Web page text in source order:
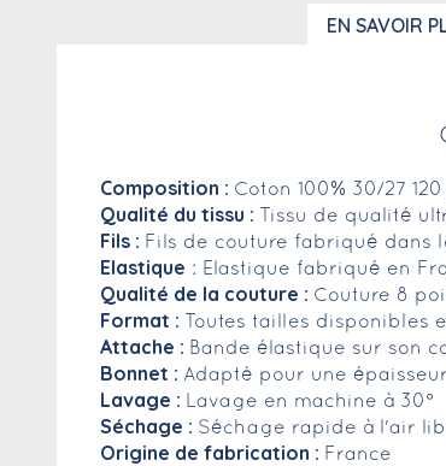
EN SAVOIR
Composition : Coton 100% 30/27
Qualité du tissu : Tissu de qualité
Fils : Fils de couture fabriqué dans
Elastique : Elastique fabriqué en
Qualité de la couture : Couture 8
Format : Toutes tailles disponibles
Attache : Bande élastique sur son
Bonnet : Adapté pour une
Lavage : Lavage en machine à 30°
Séchage : Séchage rapide à l'air
Origine de fabrication : France